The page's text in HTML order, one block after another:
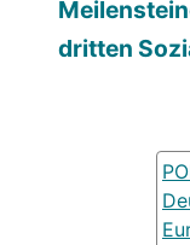
dritten